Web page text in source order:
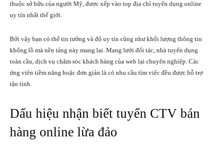
thuộc sở hữu của người Mỹ, được xếp vào top địa chỉ tuyển dụng online
uy tín nhất thế giới.
Bởi vậy bạn có thể tin tưởng và độ uy tín cũng như khối lượng thông tin
khổng lồ mà nền tảng này mang lại. Mạng lưới đối tác, nhà tuyển dụng
toàn cầu, dịch vụ chăm sóc khách hàng của web lại chuyên nghiệp. Các
ứng viên tiềm năng hoặc đơn giản là có nhu cầu tìm việc đều được hỗ trợ
tận tình.
Dấu hiệu nhận biết tuyển CTV bán
hàng online lừa đảo